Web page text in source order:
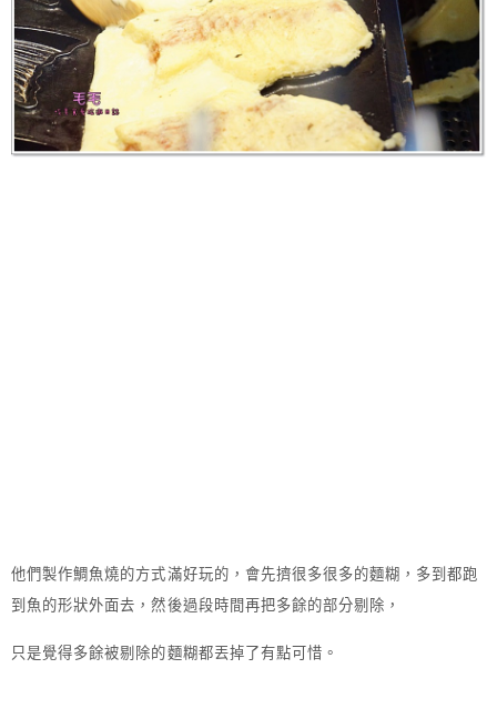
他們製作鯛魚燒的方式滿好玩的，會先擠很多很多的麵糊，多到都跑
到魚的形狀外面去，然後過段時間再把多餘的部分剔除，
只是覺得多餘被剔除的麵糊都丟掉了有點可惜。